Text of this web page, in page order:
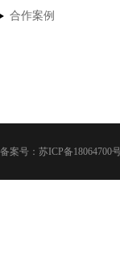
合作案例
备案号： 苏ICP备18064700